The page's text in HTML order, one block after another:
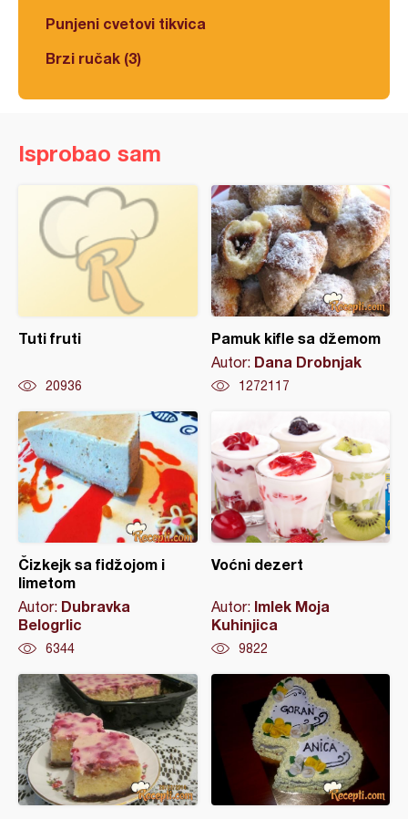
Punjeni cvetovi tikvica
Brzi ručak (3)
Isprobao sam
Tuti fruti
20936
Pamuk kifle sa džemom
Autor: Dana Drobnjak
1272117
Čizkejk sa fidžojom i
limetom
Autor: Dubravka
Belogrlic
6344
Voćni dezert
Autor: Imlek Moja
Kuhinjica
9822